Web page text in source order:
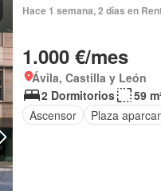
Hace 1 semana, 2 días en
1.000 €/mes
Ávila, Castilla y León
2 Dormitorios
59
Ascensor
Plaza